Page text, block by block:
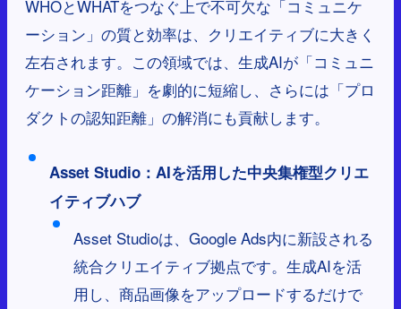
WHOとWHATをつなぐ上で不可欠な「コミュニケ
ーション」の質と効率は、クリエイティブに大きく
左右されます。この領域では、生成AIが「コミュニ
ケーション距離」を劇的に短縮し、さらには「プロ
ダクトの認知距離」の解消にも貢献します。
Asset Studio：AIを活用した中央集権型クリエ
イティブハブ
Asset Studioは、Google Ads内に新設される
統合クリエイティブ拠点です。生成AIを活
用し、商品画像をアップロードするだけで